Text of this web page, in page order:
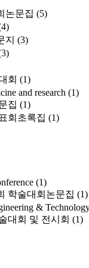
논문집 (5)
지 (3)
회 (1)
and research (1)
집 (1)
회초록집 (1)
(1)
학술대회논문집 (1)
&
대회 및 전시회 (1)